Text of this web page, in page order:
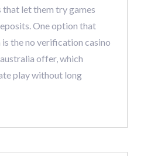
let them try games
One option that
the no verification casino
offer, which
play without long